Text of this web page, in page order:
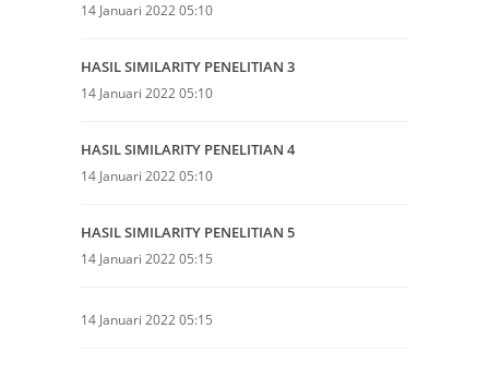
14 Januari 2022 05:10
HASIL SIMILARITY PENELITIAN 3
14 Januari 2022 05:10
HASIL SIMILARITY PENELITIAN 4
14 Januari 2022 05:10
HASIL SIMILARITY PENELITIAN 5
14 Januari 2022 05:15
14 Januari 2022 05:15